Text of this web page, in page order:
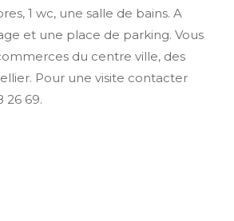
1 wc, une salle de bains. A
et une place de parking. Vous
du centre ville, des
Pour une visite contacter
26 69.